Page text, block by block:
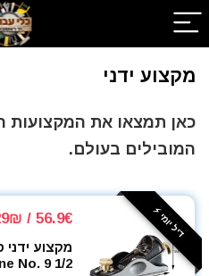
מקצוע ידני
כאן תמצאו את המקצועות
המובילים בעולם.
דיל יומי ⚡️ 56.9€ / 229₪
No. 9 1/2